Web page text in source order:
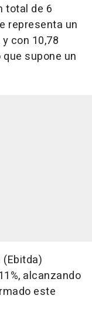
total de 6
representa un
con 10,78
supone un
alcanzando
este